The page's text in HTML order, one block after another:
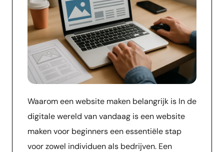
Waarom een website maken belangrijk is In de
digitale wereld van vandaag is een website
maken voor beginners een essentiële stap
voor zowel individuen als bedrijven. Een